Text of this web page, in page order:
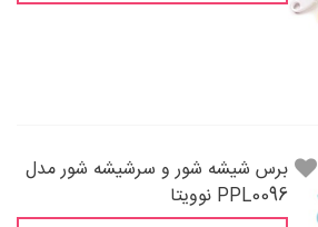
برس شيشه شور و سرشيشه شور مدل
PPL0096 نوویتا